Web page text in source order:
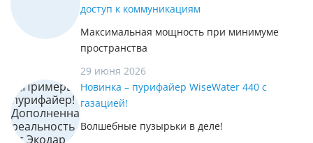
доступ к коммуникациям
Максимальная мощность при минимуме
пространства
29 июня 2026
Новинка – пурифайер WiseWater 440 с
газацией!
Волшебные пузырьки в деле!